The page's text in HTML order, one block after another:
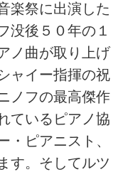
楽祭に出演した
没後５０年の１
ノ曲が取り上げ
ャイー指揮の祝
ノフの最高傑作
ているピアノ協
・ピアニスト、
す。そしてルツ